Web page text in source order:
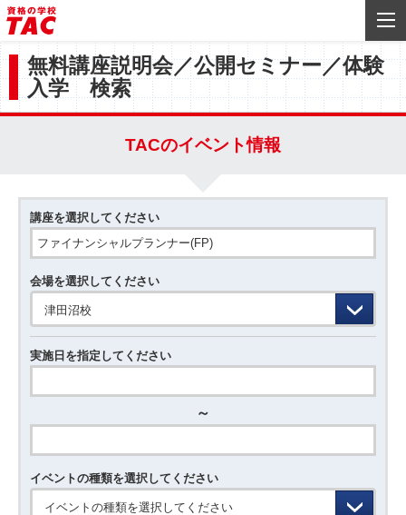
無料講座説明会／公開セミナー／体験
入学 検索
TACのイベント情報
講座を選択してください
会場を選択してください
津田沼校
実施日を指定してください
～
イベントの種類を選択してください
イベントの種類を選択してください